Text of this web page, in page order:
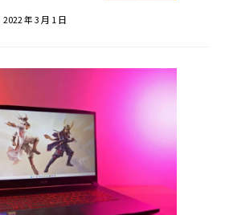
2022 年 3 月 1 日